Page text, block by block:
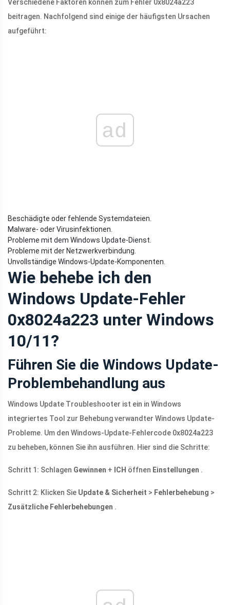
Verschiedene Faktoren können zum Fehler 0x8024a223
beitragen. Nachfolgend sind einige der häufigsten Ursachen
aufgeführt:
ad
Beschädigte oder fehlende Systemdateien.
Malware- oder Virusinfektionen.
Probleme mit dem Windows Update-Dienst.
Probleme mit der Netzwerkverbindung.
Unvollständige Windows-Update-Komponenten.
Wie behebe ich den
Windows Update-Fehler
0x8024a223 unter Windows
10/11?
Führen Sie die Windows Update-
Problembehandlung aus
Windows Update Troubleshooter ist ein in Windows
integriertes Tool zur Behebung verwandter Windows Update-
Probleme. Um den Windows-Update-Fehlercode 0x8024a223
zu beheben, können Sie ihn ausführen. Hier sind die Schritte:
Schritt 1: Schlagen Gewinnen + ICH öffnen Einstellungen .
Schritt 2: Klicken Sie Update & Sicherheit > Fehlerbehebung >
Zusätzliche Fehlerbehebungen .